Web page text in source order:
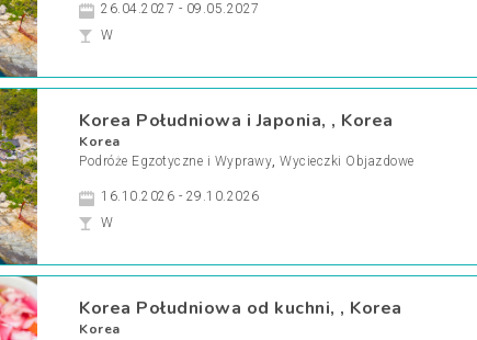
26.04.2027 - 09.05.2027
W
Korea Południowa i Japonia, , Korea
Korea
Podróże Egzotyczne i Wyprawy, Wycieczki Objazdowe
16.10.2026 - 29.10.2026
W
Korea Południowa od kuchni, , Korea
Korea